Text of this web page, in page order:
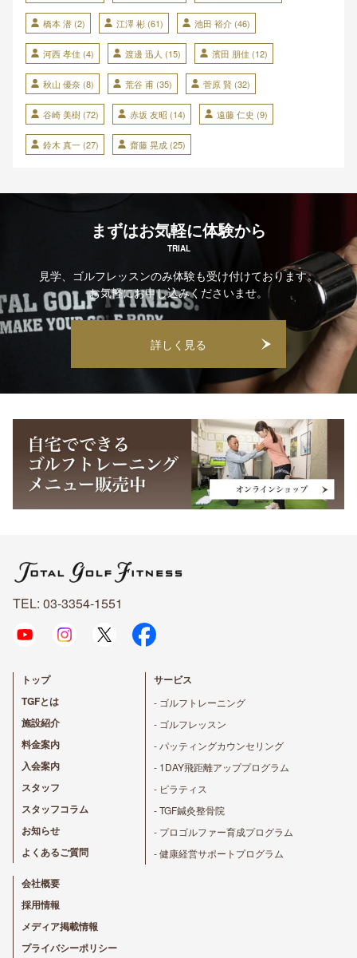
橋本 潜 (2) 江澤 彬 (61) 池田 裕介 (46)
河西 孝佳 (4) 渡邊 迅人 (15) 濱田 朋佳 (12)
秋山 優奈 (8) 荒谷 甫 (35) 菅原 賢 (32)
谷崎 美樹 (72) 赤坂 友昭 (14) 遠藤 仁史 (9)
鈴木 真一 (27) 齋藤 晃成 (25)
まずはお気軽に体験から
TRIAL
見学、ゴルフレッスンのみ体験も受け付けております。
お気軽にお申し込みくださいませ。
詳しく見る
TEL: 03-3354-1551
トップ
TGFとは
施設紹介
料金案内
入会案内
スタッフ
スタッフコラム
お知らせ
よくあるご質問
サービス
- ゴルフトレーニング
- ゴルフレッスン
- パッティングカウンセリング
- 1DAY飛距離アッププログラム
- ピラティス
- TGF鍼灸整骨院
- プロゴルファー育成プログラム
- 健康経営サポートプログラム
会社概要
採用情報
メディア掲載情報
プライバシーポリシー